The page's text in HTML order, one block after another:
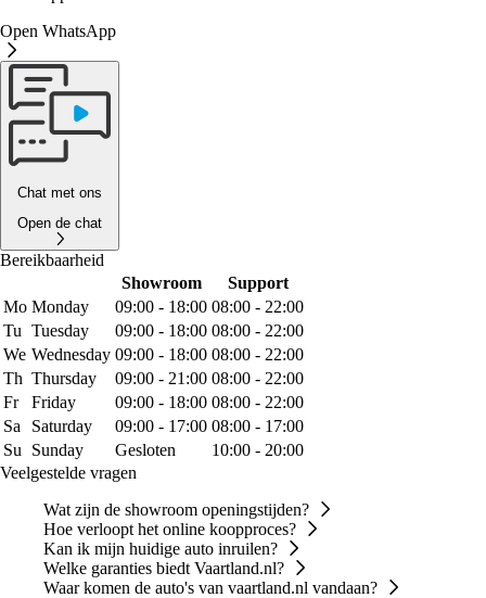
Open WhatsApp
Chat met ons
Open de chat
Bereikbaarheid
Showroom
Support
Mo Monday 09:00 - 18:00 08:00 - 22:00
Tu Tuesday 09:00 - 18:00 08:00 - 22:00
We Wednesday 09:00 - 18:00 08:00 - 22:00
Th Thursday 09:00 - 21:00 08:00 - 22:00
Fr
Friday 09:00 - 18:00 08:00 - 22:00
Sa
Saturday 09:00 - 17:00 08:00 - 17:00
Su
Sunday Gesloten
10:00 - 20:00
Veelgestelde vragen
Wat zijn de showroom openingstijden?
Hoe verloopt het online koopproces?
Kan ik mijn huidige auto inruilen?
Welke garanties biedt Vaartland.nl?
Waar komen de auto's van vaartland.nl vandaan?